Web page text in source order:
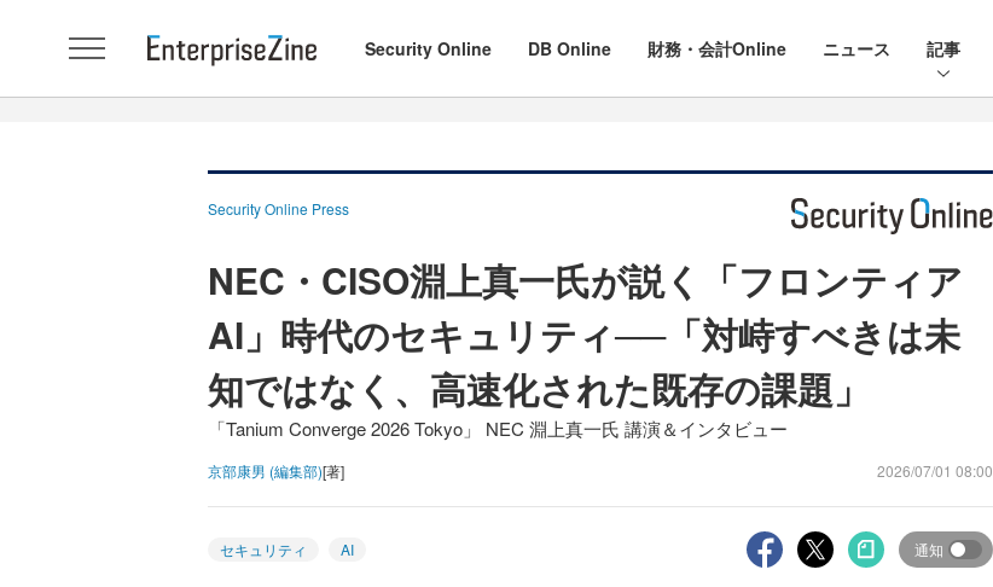
Security Online DB Online 財務・会計Online ニュース 記事
Security Online Press
NEC・CISO淵上真一氏が説く「フロンティア
AI」時代のセキュリティ──「対峙すべきは未
知ではなく、高速化された既存の課題」
「Tanium Converge 2026 Tokyo」 NEC 淵上真一氏 講演＆インタビュー
京部康男 (編集部)[著] 2026/07/01 08:00
セキュリティ AI 通知